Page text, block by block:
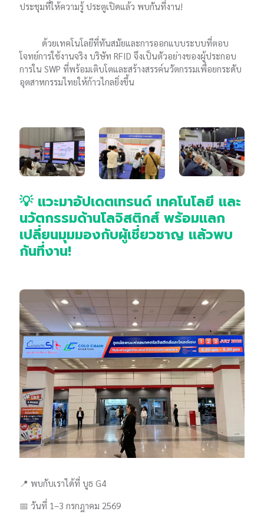
ประชุมที่ให้ความรู้ ประตูเปิดแล้ว พบกันที่งาน!
ด้วยเทคโนโลยีที่ทันสมัยและการออกแบบระบบที่ตอบ
โจทย์การใช้งานจริง บริษัท RFID จึงเป็นตัวอย่างของผู้ประกอบ
การใน SWP ที่พร้อมเติบโตและสร้างสรรค์นวัตกรรมเพื่อยกระดับ
อุตสาหกรรมไทยให้ก้าวไกลยิ่งขึ้น
💡 แวะมาอัปเดตเทรนด์ เทคโนโลยี และ
นวัตกรรมด้านโลจิสติกส์ พร้อมแลก
เปลี่ยนมุมมองกับผู้เชี่ยวชาญ แล้วพบ
กันที่งาน!
📍 พบกับเราได้ที่ บูธ G4
📅 วันที่ 1–3 กรกฎาคม 2569